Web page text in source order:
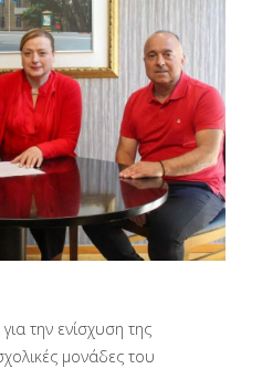
την ενίσχυση της
μονάδες του